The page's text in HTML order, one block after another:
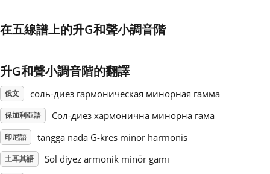
Русский
在五線譜上的升G和聲小調音階
升G和聲小調音階的翻譯
俄文 соль-диез гармоническая минорная гамма
保加利亞語 Сол-диез хармонична минорна гама
印尼語 tangga nada G-kres minor harmonis
土耳其語 Sol diyez armonik minör gamı